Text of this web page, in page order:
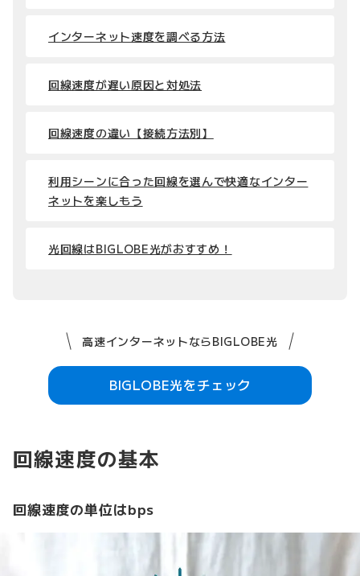
インターネット速度を調べる方法
回線速度が遅い原因と対処法
回線速度の違い【接続方法別】
利用シーンに合った回線を選んで快適なインター
ネットを楽しもう
光回線はBIGLOBE光がおすすめ！
高速インターネットならBIGLOBE光
BIGLOBE光をチェック
回線速度の基本
回線速度の単位はbps